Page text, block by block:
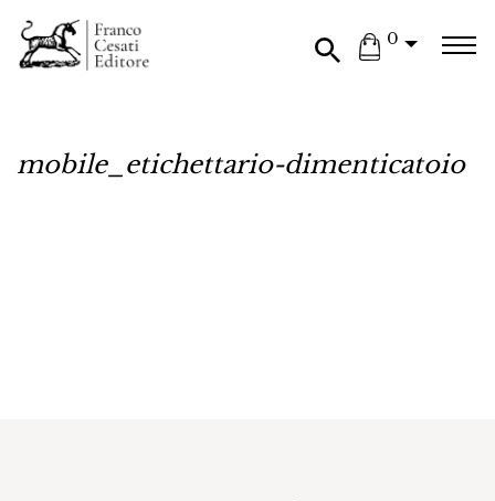
0
mobile_etichettario-dimenticatoio